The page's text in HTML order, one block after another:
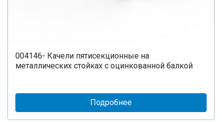
004146- Качели пятисекционные на
металлических стойках с оцинкованной балкой
Подробнее